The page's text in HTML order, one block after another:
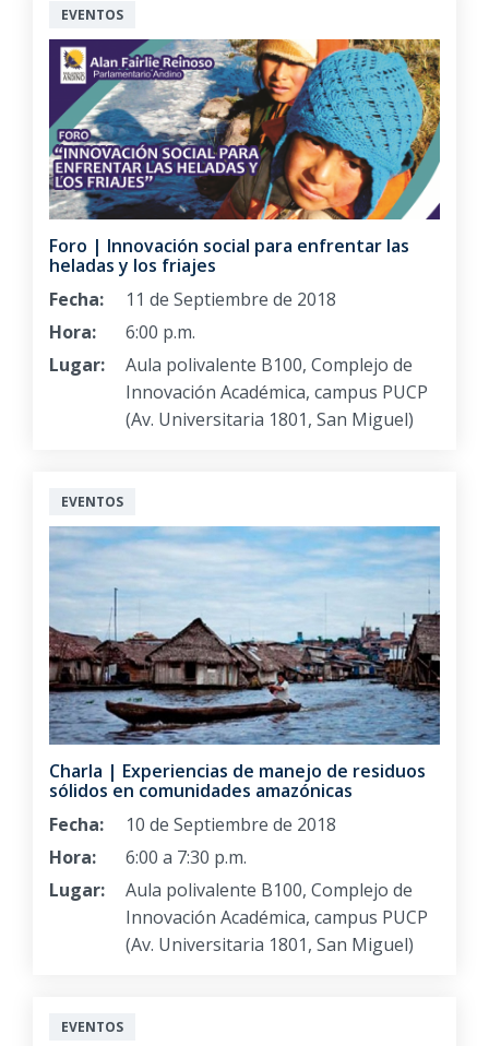
EVENTOS
Foro | Innovación social para enfrentar las
heladas y los friajes
Fecha:
11 de Septiembre de 2018
Hora:
6:00 p.m.
Lugar:
Aula polivalente B100, Complejo de
Innovación Académica, campus PUCP
(Av. Universitaria 1801, San Miguel)
EVENTOS
Charla | Experiencias de manejo de residuos
sólidos en comunidades amazónicas
Fecha:
10 de Septiembre de 2018
Hora:
6:00 a 7:30 p.m.
Lugar:
Aula polivalente B100, Complejo de
Innovación Académica, campus PUCP
(Av. Universitaria 1801, San Miguel)
EVENTOS